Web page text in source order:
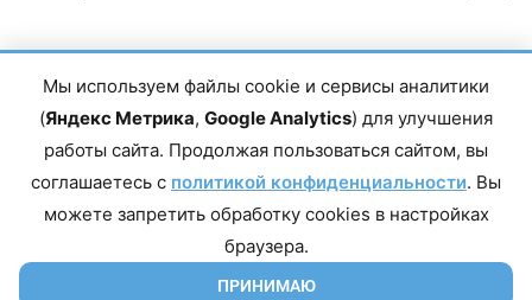
Главный редактор сетевого издания Магомаев Тимур Нухович.
Контакты редакции: 8(988)-292-94-34 Почта: vestiskfo@gmail.com По
Республика Дагестан, г. Махачкала, пр-т Насрутдинова, д. 1а. Все
права защищены. Копирование и использование полных материалов
запрещено, частичное цитирование возможно только при условии
Мы используем файлы cookie и сервисы аналитики
(Яндекс Метрика, Google Analytics) для улучшения
работы сайта. Продолжая пользоваться сайтом, вы
соглашаетесь с политикой конфиденциальности. Вы
можете запретить обработку cookies в настройках
браузера.
ПРИНИМАЮ